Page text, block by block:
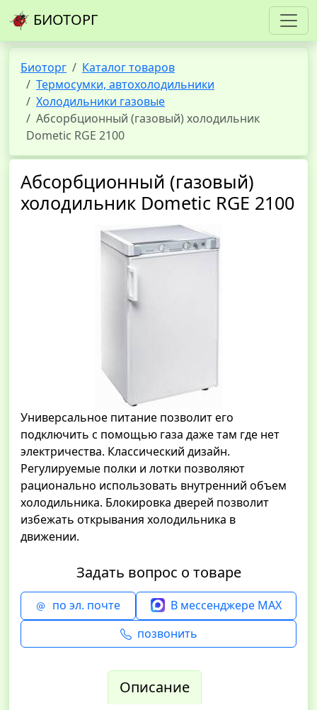
БИОТОРГ
Биоторг
Каталог товаров
Термосумки, автохолодильники
Холодильники газовые
Абсорбционный (газовый) холодильник
Dometic RGE 2100
Абсорбционный (газовый)
холодильник Dometic RGE 2100
Универсальное питание позволит его
подключить с помощью газа даже там где нет
электричества. Классический дизайн.
Регулируемые полки и лотки позволяют
рационально использовать внутренний объем
холодильника. Блокировка дверей позволит
избежать открывания холодильника в
движении.
Задать вопрос о товаре
по эл. почте
В мессенджере MAX
позвонить
Описание